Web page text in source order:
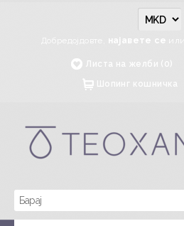
Добредојдовте, најавете се или
Листа на желби (0)
Шопинг кошничка